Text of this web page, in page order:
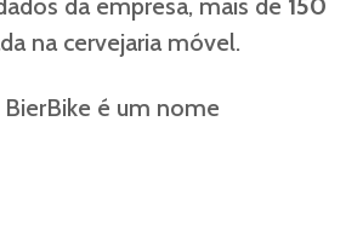
da empresa, mais de 150
na cervejaria móvel.
é um nome